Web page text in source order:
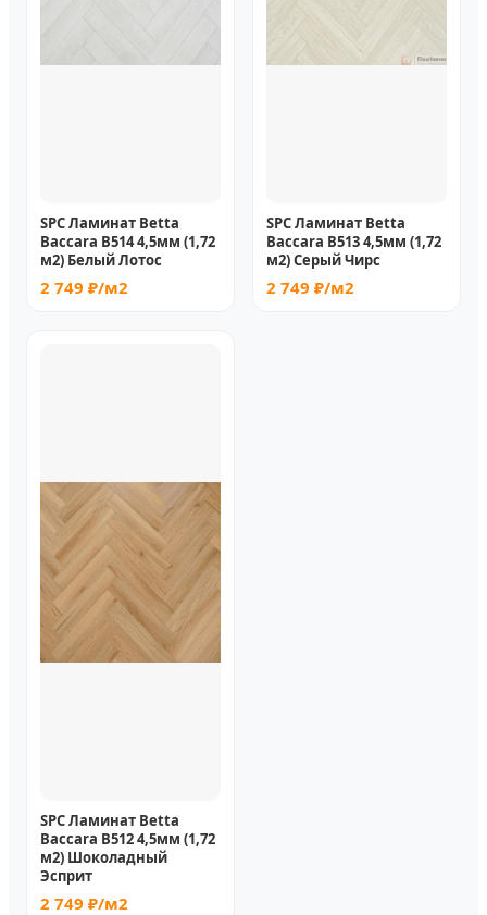
SPC Ламинат Betta
Baccara В514 4,5мм (1,72
м2) Белый Лотос
2 749 ₽/м2
SPC Ламинат Betta
Baccara В513 4,5мм (1,72
м2) Серый Чирс
2 749 ₽/м2
SPC Ламинат Betta
Baccara В512 4,5мм (1,72
м2) Шоколадный
Эсприт
2 749 ₽/м2